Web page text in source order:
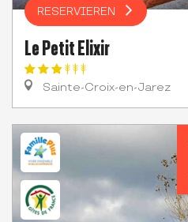
RESERVIEREN
Le Petit Elixir
Sainte-Croix-en-Jarez